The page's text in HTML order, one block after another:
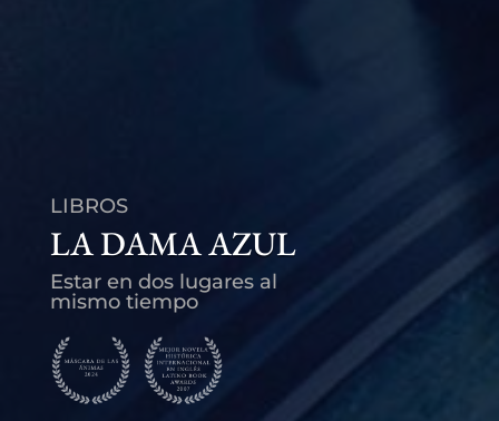
LIBROS
LA DAMA AZUL
Estar en dos lugares al
mismo tiempo